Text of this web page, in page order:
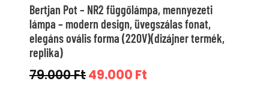
Bertjan Pot – NR2 függőlámpa, mennyezeti
lámpa – modern design, üvegszálas fonat,
elegáns ovális forma (220V)(dizájner termék,
replika)
79.000FtOriginal
49.000 Ft